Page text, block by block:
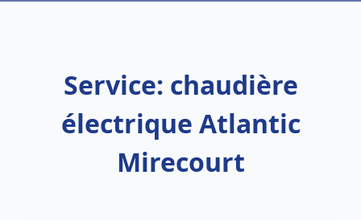
Service: chaudière
électrique Atlantic
Mirecourt